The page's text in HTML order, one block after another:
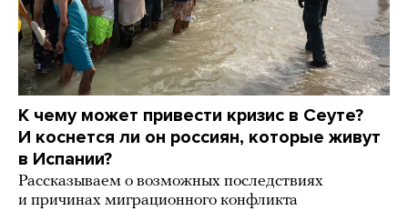
К чему может привести кризис в Сеуте?
И коснется ли он россиян, которые живут
в Испании?
Рассказываем о возможных последствиях
и причинах миграционного конфликта